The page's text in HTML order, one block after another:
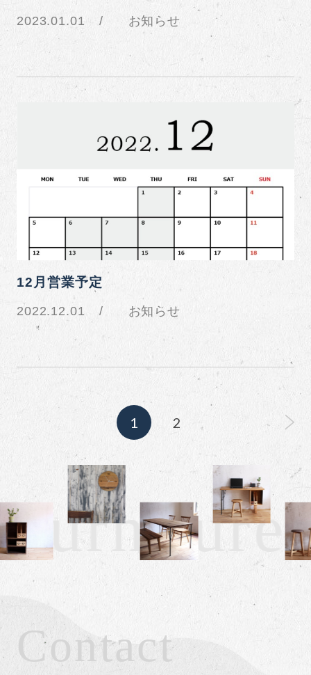
2023.01.01 お知らせ
12月営業予定
2022.12.01 お知らせ
1 2
Contact